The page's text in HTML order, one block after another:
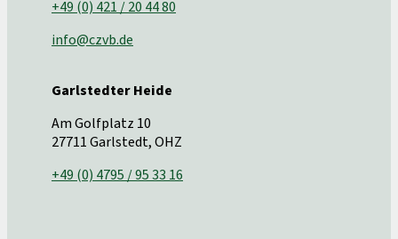
+49 (0) 421 / 20 44 80
info@czvb.de
Garlstedter Heide
Am Golfplatz 10
27711 Garlstedt, OHZ
+49 (0) 4795 / 95 33 16